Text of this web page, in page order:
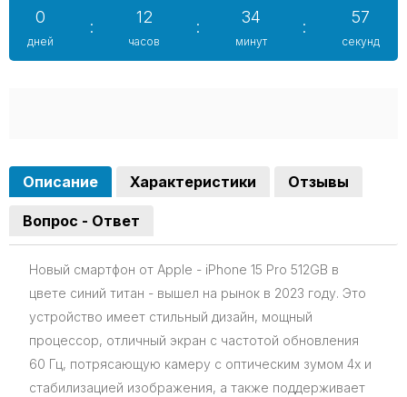
0
дней
:
12
часов
:
34
минут
:
55
секунд
Описание Характеристики Отзывы
Вопрос - Ответ
Новый смартфон от Apple - iPhone 15 Pro 512GB в
цвете синий титан - вышел на рынок в 2023 году. Это
устройство имеет стильный дизайн, мощный
процессор, отличный экран с частотой обновления
60 Гц, потрясающую камеру с оптическим зумом 4x и
стабилизацией изображения, а также поддерживает